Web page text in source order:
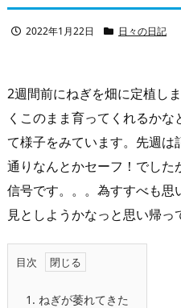
2022年1月22日 日々の日記
2週間前にねぎを畑に定植し
くこのまま育ってくれるか
て様子をみています。先週は
通りなんとかセーフ！でした
信号です。。。為すすべも
見としようかなっと思い帰っ
目次
1. ねぎが萎れてきた